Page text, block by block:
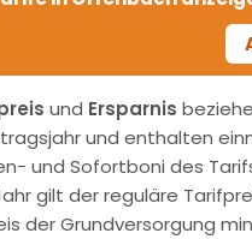
und Ersparnis
und enthalten
und Sofortboni des
gilt der reguläre
der Grundversorgung